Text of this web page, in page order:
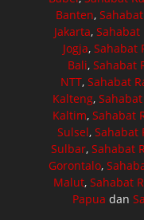
Banten,
Jakarta, Sahabat
Jogja, Sahabat
Bali,Sahabat
NTT,Sahabat
Kalteng,
Kaltim,Sahabat
Sulsel, Sahabat
Sulbar,Sahabat
Gorontalo,
Malut,Sahabat
Papua dan